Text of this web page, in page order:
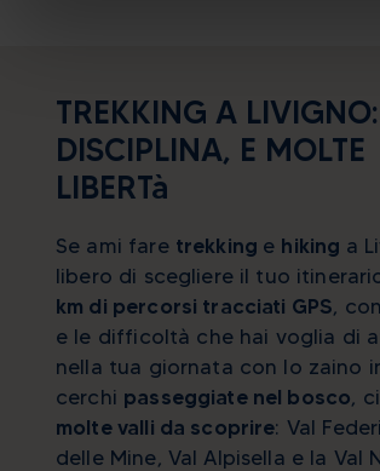
TREKKING A
DISCIPLINA, E MOLTE
LIBERTà
Se ami fare trekking e hiking a
libero di scegliere il tuo
km di percorsi tracciati GPS,
e le difficoltà che hai voglia di
nella tua giornata con lo zaino
cerchi passeggiate nel bosco,
molte valli da scoprire: Val
delle Mine, Val Alpisella e la Val